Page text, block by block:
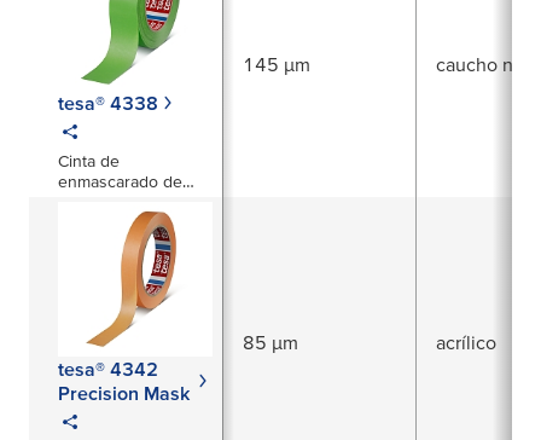
tesa® 4338
Cinta de
enmascarado de
hasta 120 °C
145 µm caucho
tesa® 4342
Precision Mask
85 µm acrílico